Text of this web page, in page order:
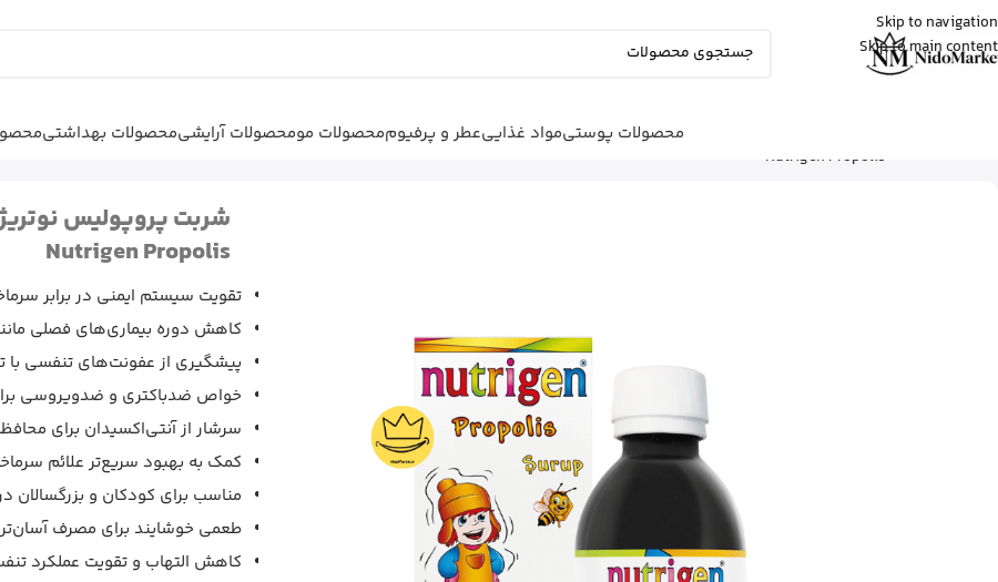
Skip to navigation
Skip to main content
محصولات پوستیمواد غذاییعطر و پرفیوممحصولات مومحصولات آرایشیمحصولات بهداشتی مواد غذایی|کودک|شربت پروپولیس نوتریژن افزایش ایمنی بدن
Nutrigen Propolis
شربت پروپولیس
Nutrigen Propolis
تقویت سیستم ایمنی در برابر
کاهش دوره بیماری‌های فصلی
پیشگیری از عفونت‌های تنفسی با
خواص ضدباکتری و ضدویروسی
سرشار از آنتی‌اکسیدان برای
کمک به بهبود سریع‌تر علائم
مناسب برای کودکان و
طعمی خوشایند برای مصرف
کاهش التهاب و تقویت عملکرد
عسلاز تهران
استیک ضد آفتاب نامرئی ایزدین رو خرید